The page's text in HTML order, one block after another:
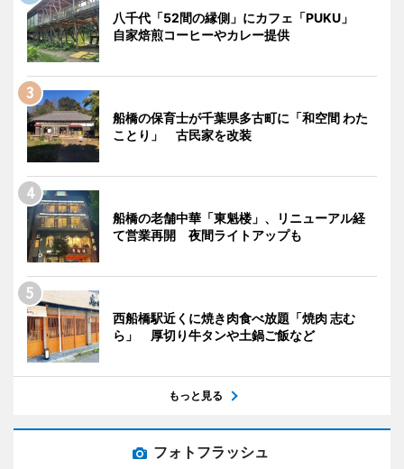
八千代「52間の縁側」にカフェ「PUKU」
自家焙煎コーヒーやカレー提供
船橋の保育士が千葉県多古町に「和空間 わた
ことり」 古民家を改装
船橋の老舗中華「東魁楼」、リニューアル経
て営業再開 夜間ライトアップも
西船橋駅近くに焼き肉食べ放題「焼肉 志む
ら」 厚切り牛タンや土鍋ご飯など
もっと見る
フォトフラッシュ